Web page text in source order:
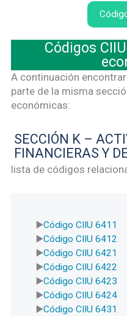
Códigos
A continuación
parte de la misma
económicas:
SECCIÓN K –
FINANCIERAS Y
lista de códigos
Código CIIU 6411
Código CIIU 6412
Código CIIU 6421
Código CIIU 6422
Código CIIU 6423
Código CIIU 6424
Código CIIU 6431